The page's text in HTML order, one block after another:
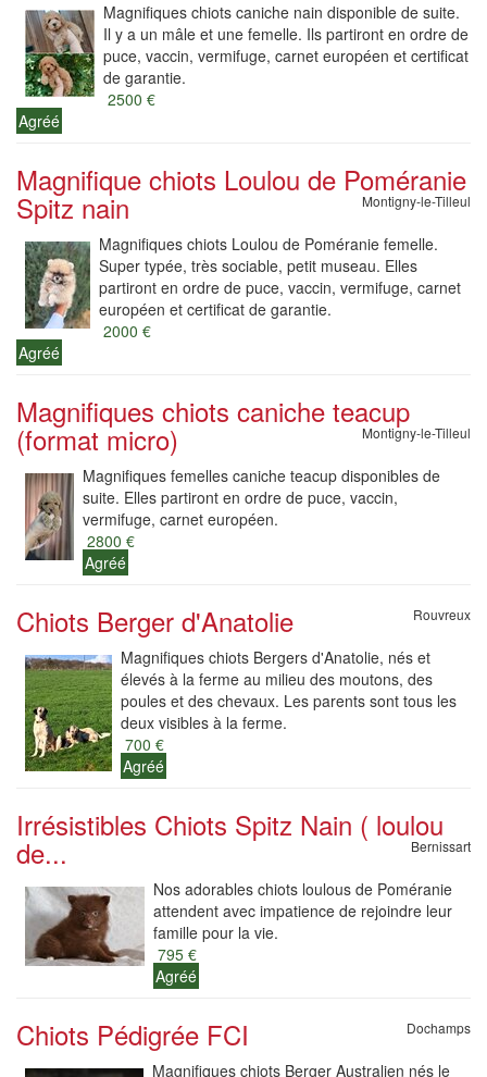
Magnifiques chiots caniche nain disponible de suite.
Il y a un mâle et une femelle. Ils partiront en ordre de
puce, vaccin, vermifuge, carnet européen et certificat
de garantie.
2500 €
Agréé
Magnifique chiots Loulou de Poméranie
Spitz nain Montigny-le-Tilleul
Magnifiques chiots Loulou de Poméranie femelle.
Super typée, très sociable, petit museau. Elles
partiront en ordre de puce, vaccin, vermifuge, carnet
européen et certificat de garantie.
2000 €
Agréé
Magnifiques chiots caniche teacup
(format micro) Montigny-le-Tilleul
Magnifiques femelles caniche teacup disponibles de
suite. Elles partiront en ordre de puce, vaccin,
vermifuge, carnet européen.
2800 €
Agréé
Chiots Berger d'Anatolie Rouvreux
Magnifiques chiots Bergers d'Anatolie, nés et
élevés à la ferme au milieu des moutons, des
poules et des chevaux. Les parents sont tous les
deux visibles à la ferme.
700 €
Agréé
Irrésistibles Chiots Spitz Nain ( loulou
de... Bernissart
Nos adorables chiots loulous de Poméranie
attendent avec impatience de rejoindre leur
famille pour la vie.
795 €
Agréé
Chiots Pédigrée FCI Dochamps
Magnifiques chiots Berger Australien nés le